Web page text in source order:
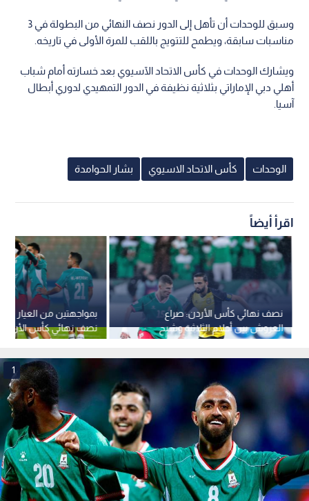
وسبق للوحدات أن تأهل إلى الدور نصف النهائي من البطولة في 3
مناسبات سابقة، ويطمح للتتويج باللقب للمرة الأولى في تاريخه.
ويشارك الوحدات في كأس الاتحاد الآسيوي بعد خسارته أمام شباب
أهلي دبي الإماراتي بثلاثية نظيفة في الدور التمهيدي لدوري أبطال
آسيا.
الوحدات كأس الاتحاد الاسيوي بشار الحوامدة
اقرأ أيضاً
بمواجهتين من العيار
نصف نهائي كأس الأردن
نصف نهائي كأس الأردن: صراع
العروش بين أحلام الثلاثية وشبح
الموسم الصفري
1